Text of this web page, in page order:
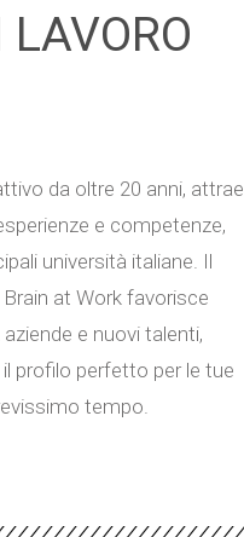
da oltre 20 anni, attrae
e competenze,
università italiane. Il
at Work favorisce
e nuovi talenti,
profilo perfetto per le tue
tempo.